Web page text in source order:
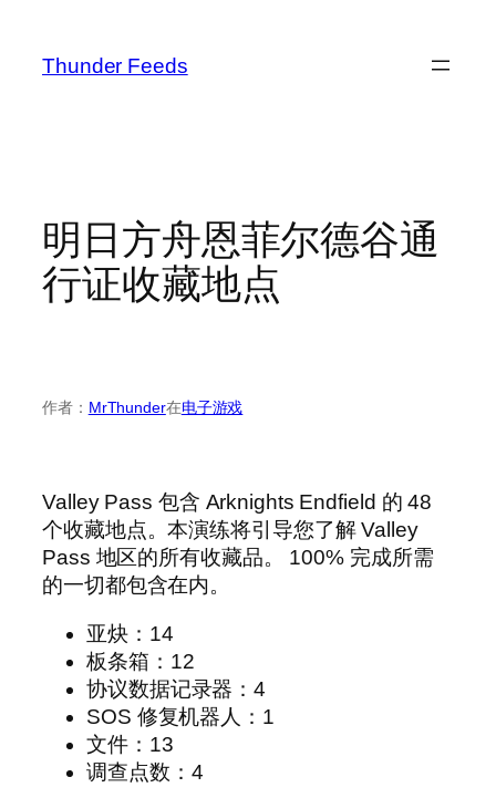
Thunder Feeds
明日方舟恩菲尔德谷通
行证收藏地点
作者： MrThunder在电子游戏
Valley Pass 包含 Arknights Endfield 的 48
个收藏地点。本演练将引导您了解 Valley
Pass 地区的所有收藏品。 100% 完成所需
的一切都包含在内。
亚炔：14
板条箱：12
协议数据记录器：4
SOS 修复机器人：1
文件：13
调查点数：4